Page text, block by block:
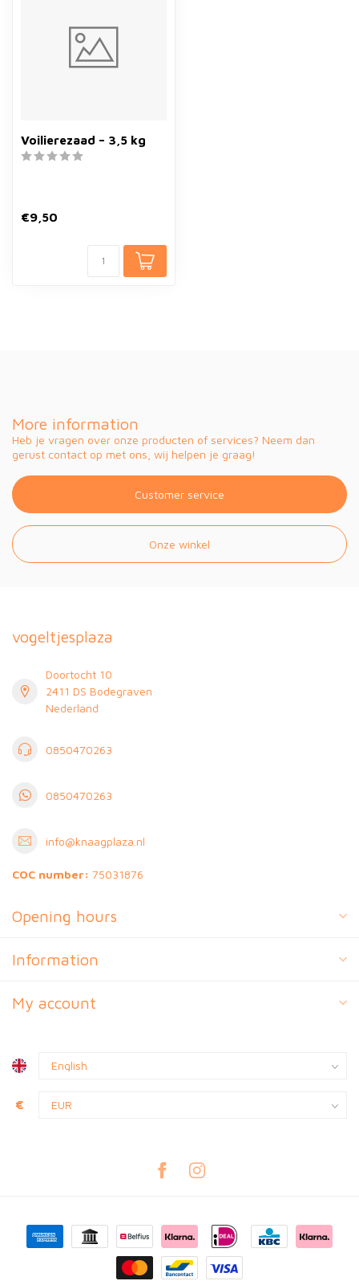
Voilierezaad – 3,5 kg
€9,50
More information
Heb je vragen over onze producten of services? Neem dan
gerust contact op met ons, wij helpen je graag!
Customer service
Onze winkel
vogeltjesplaza
Doortocht 10
2411 DS Bodegraven
Nederland
0850470263
0850470263
info@knaagplaza.nl
COC number: 75031876
Opening hours
Information
My account
€